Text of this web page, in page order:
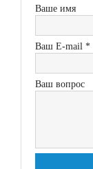
Ваше имя
Ваш E-mail *
Ваш вопрос